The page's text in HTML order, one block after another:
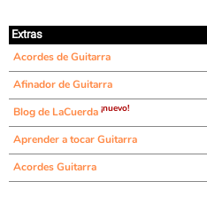
Extras
Acordes de Guitarra
Afinador de Guitarra
Blog de LaCuerda ¡nuevo!
Aprender a tocar Guitarra
Acordes Guitarra